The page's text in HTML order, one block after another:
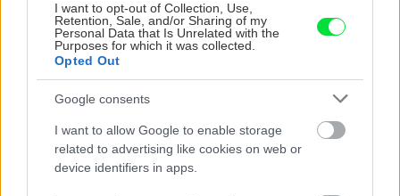
I want to opt-out of Collection, Use,
Retention, Sale, and/or Sharing of my
Personal Data that Is Unrelated with the
Purposes for which it was collected.
Opted Out
Google consents
I want to allow Google to enable storage
related to advertising like cookies on web or
device identifiers in apps.
CHALUPA